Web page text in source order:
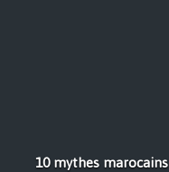
10 mythes marocains